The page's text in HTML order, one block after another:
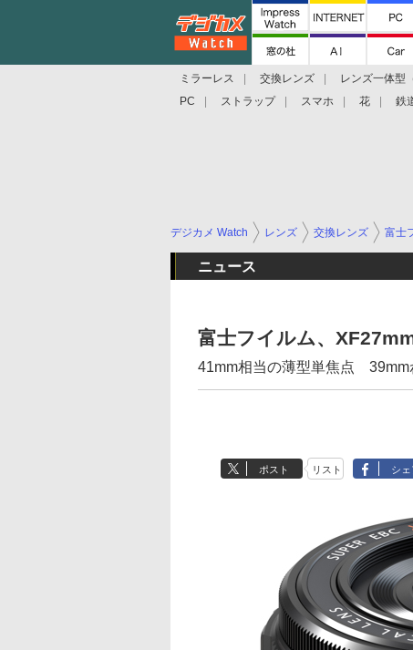
ミラーレス 交換レンズ レンズ一体型
PC
ストラップ スマホ 花 鉄
デジカメ Watch レンズ 交換レンズ 富士
ニュース
富士フイルム、
41mm相当の薄型単焦点 39mm
ポスト リスト シェ